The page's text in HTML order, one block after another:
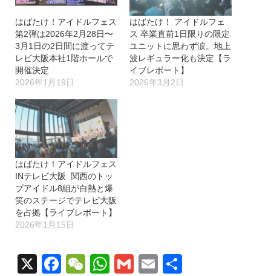
はばたけ！アイドルフェス
第2弾は2026年2月28日〜
3月1日の2日間に渡ってテ
レビ大阪本社1階ホールで
開催決定
2026年1月19日
はばたけ！ アイドルフェ
ス 卒業直前1日限りの限定
ユニットに思わず涙。地上
波レギュラー化も決定【ラ
イブレポート】
2026年3月2日
はばたけ！アイドルフェス
INテレビ大阪 関西のトッ
プアイドル8組が白熱と爆
笑のステージでテレビ大阪
を占拠【ライブレポート】
2026年1月15日
X Facebook
WeChat
WhatsApp
GmailEmail